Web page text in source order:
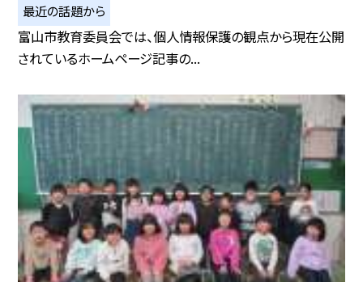
最近の話題から
富山市教育委員会では、個人情報保護の観点から現在公開
されているホームページ記事の...